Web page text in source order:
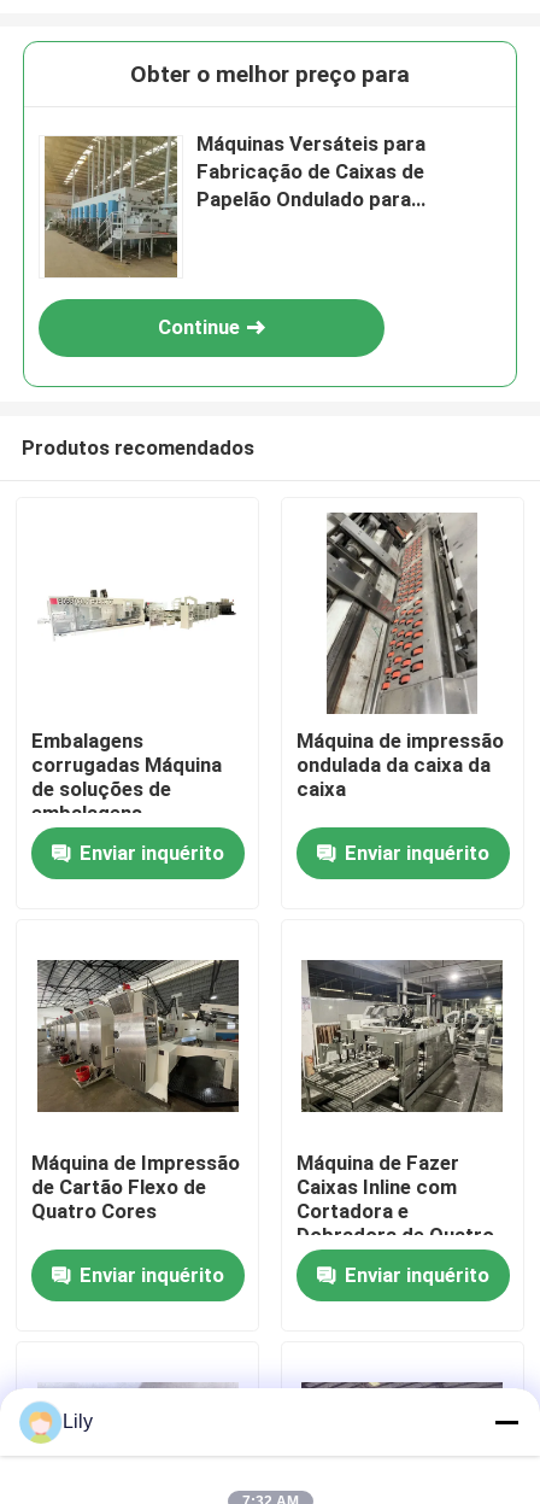
Casa
Produtos
Vídeos
Sobre nós
Excursão da fábrica
Controle da qualidade
Contacte-nos
Casos
máquina de impressão da caixa
Obter o melhor preço para
Máquinas Versáteis para
Fabricação de Caixas de
Papelão Ondulado para
Continue
Produtos recomendados
Embalagens
corrugadas Máquina
de soluções de
embalagens
personalizadas
Enviar inquérito
Máquina de impressão
ondulada da caixa da
caixa
Enviar inquérito
Máquina de Impressão
de Cartão Flexo de
Quatro Cores
Enviar inquérito
Máquina de Fazer
Caixas Inline com
Cortadora e
Dobradora de Quatro
Cores
Enviar inquérito
Lily